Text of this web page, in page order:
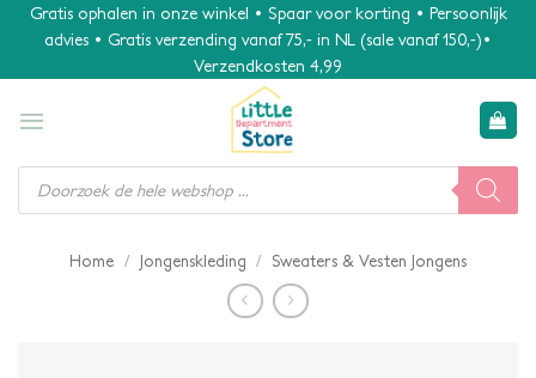
Gratis ophalen in onze winkel • Spaar voor korting • Persoonlijk
advies • Gratis verzending vanaf 75,- in NL (sale vanaf 150,-)•
Verzendkosten 4,99
Producten
zoeken
Home / Jongenskleding / Sweaters & Vesten Jongens